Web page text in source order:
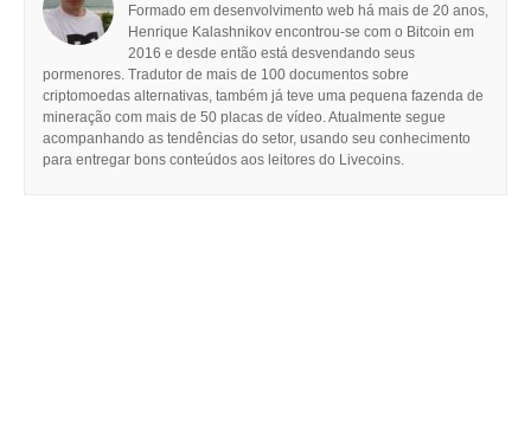
Formado em desenvolvimento web há mais de 20 anos,
Henrique Kalashnikov encontrou-se com o Bitcoin em
2016 e desde então está desvendando seus
pormenores. Tradutor de mais de 100 documentos sobre
criptomoedas alternativas, também já teve uma pequena fazenda de
mineração com mais de 50 placas de vídeo. Atualmente segue
acompanhando as tendências do setor, usando seu conhecimento
para entregar bons conteúdos aos leitores do Livecoins.